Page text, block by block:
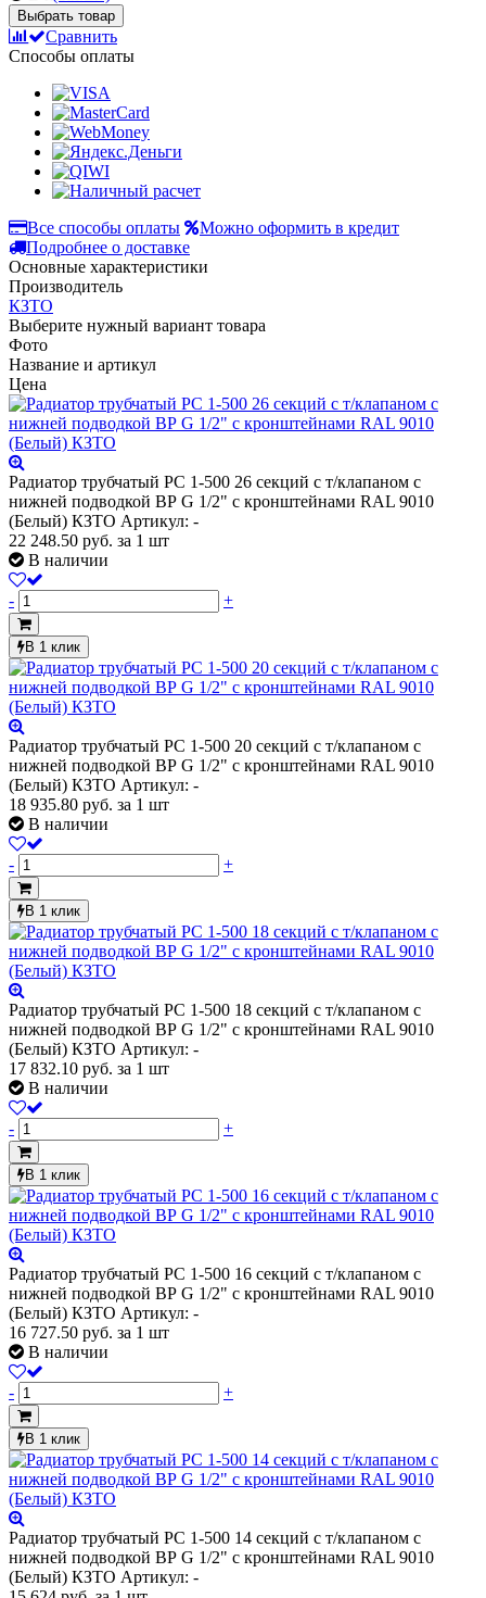
Выбрать товар
Сравнить
Способы оплаты
Все способы оплаты
Можно оформить в кредит
Подробнее о доставке
Основные характеристики
Производитель
КЗТО
Выберите нужный вариант товара
Фото
Название и артикул
Цена
Радиатор трубчатый РС 1-500 26 секций с т/клапаном с
нижней подводкой ВР G 1/2" с кронштейнами RAL 9010
(Белый) КЗТО Артикул: -
22 248.50 руб. за 1 шт
В наличии
- +
В 1 клик
Радиатор трубчатый РС 1-500 20 секций с т/клапаном с
нижней подводкой ВР G 1/2" с кронштейнами RAL 9010
(Белый) КЗТО Артикул: -
18 935.80 руб. за 1 шт
В наличии
- +
В 1 клик
Радиатор трубчатый РС 1-500 18 секций с т/клапаном с
нижней подводкой ВР G 1/2" с кронштейнами RAL 9010
(Белый) КЗТО Артикул: -
17 832.10 руб. за 1 шт
В наличии
- +
В 1 клик
Радиатор трубчатый РС 1-500 16 секций с т/клапаном с
нижней подводкой ВР G 1/2" с кронштейнами RAL 9010
(Белый) КЗТО Артикул: -
16 727.50 руб. за 1 шт
В наличии
- +
В 1 клик
Радиатор трубчатый РС 1-500 14 секций с т/клапаном с
нижней подводкой ВР G 1/2" с кронштейнами RAL 9010
(Белый) КЗТО Артикул: -